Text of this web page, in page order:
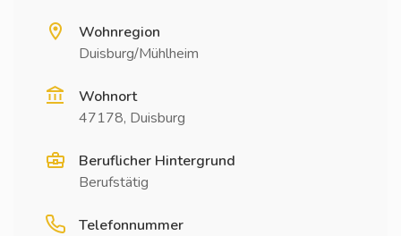
Wohnregion
Duisburg/Mühlheim
Wohnort
47178, Duisburg
Beruflicher Hintergrund
Berufstätig
Telefonnummer